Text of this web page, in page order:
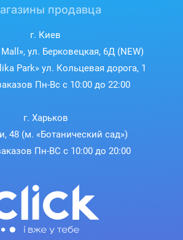
продавца
г. Киев
ул. Берковецкая, 6Д (NEW)
Park» ул. Кольцевая дорога, 1
Пн-Вс с 10:00 до 22:00
г. Харьков
48 (м. «Ботанический сад»)
Пн-ВС с 10:00 до 20:00